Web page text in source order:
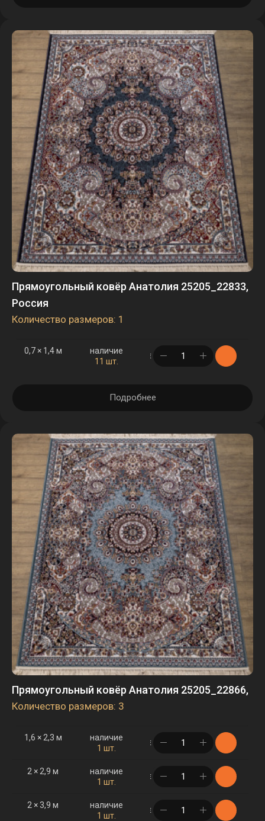
Прямоугольный ковёр Анатолия 25205_22833,
Россия
Количество размеров: 1
0,7 × 1,4 м
наличие
11 шт.
в корзине
Подробнее
Прямоугольный ковёр Анатолия 25205_22866,
Количество размеров: 3
1,6 × 2,3 м
наличие
1 шт.
в корзине
2 × 2,9 м
наличие
1 шт.
в корзине
2 × 3,9 м
наличие
1 шт.
в корзине